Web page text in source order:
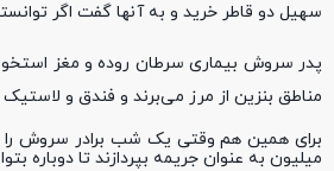
سهیل دو قاطر خرید و به آنها گفت اگر
پدر سروش بیماری سرطان روده و مغز
مناطق بنزین از مرز می‌برند و فندق و
میلیون به عنوان جریمه بپردازند تا دوباره